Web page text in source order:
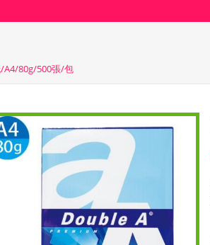
A4/80g/500張/包